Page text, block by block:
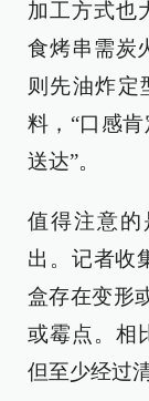
加工方式也
食烤串需炭
则先油炸定
料，“口感
送达”。
值得注意
出。记者收
盒存在变形
或霉点。相
但至少经过